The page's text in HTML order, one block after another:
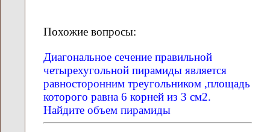
Похожие вопросы:
Диагональное сечение правильной
четырехугольной пирамиды является
равносторонним треугольником ,площадь
которого равна 6 корней из 3 см2.
Найдите объем пирамиды